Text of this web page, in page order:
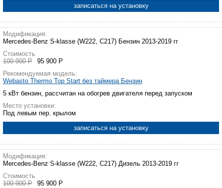
записаться на установку
Модификация:
Mercedes-Benz S-klasse (W222, C217) Бензин 2013-2019 гг
Стоимость
100 900 Р
95 900 Р
Рекомендуемая модель:
Webasto Thermo Top Start без таймера Бензин
5 кВт бензин, рассчитан на обогрев двигателя перед запуском
Место установки:
Под левым пер. крылом
записаться на установку
Модификация:
Mercedes-Benz S-klasse (W222, C217) Дизель 2013-2019 гг
Стоимость
100 900 Р
95 900 Р